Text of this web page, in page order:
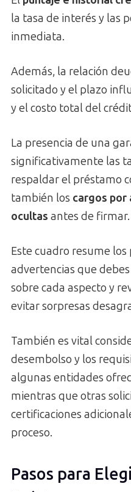
la tasa de interés y las
inmediata.
Además, la relación
solicitado y el plazo
y el costo total del
La presencia de una
significativamente las
respaldar el préstamo
también los cargos por
ocultas antes de firmar.
Este cuadro resume
advertencias que
sobre cada aspecto y
evitar sorpresas
También es vital
desembolso y los
algunas entidades
mientras que otras
certificaciones
proceso.
Pasos para